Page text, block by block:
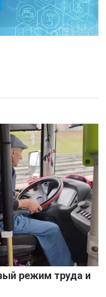
режим труда и